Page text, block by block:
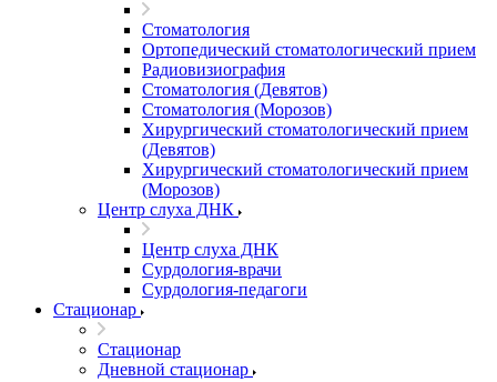
Стоматология
Ортопедический стоматологический прием
Радиовизиография
Стоматология (Девятов)
Стоматология (Морозов)
Хирургический стоматологический прием
(Девятов)
Хирургический стоматологический прием
(Морозов)
Центр слуха ДНК
Центр слуха ДНК
Сурдология-врачи
Сурдология-педагоги
Стационар
Стационар
Дневной стационар